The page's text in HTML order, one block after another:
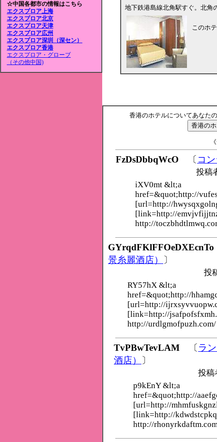
☆中国各都市の情報はこちら
エクスプロア上海
エクスプロア北京
エクスプロア天津
エクスプロア広州
エクスプロア深圳（深セン）
エクスプロア香港
エクスプロア・グローブ
（その他中国)
地下鉄港島線北角駅すぐ。北角
このホ
香港のホテルについてあなた
FzDsDbbqWcO 〔 コ
投稿
iXV0mt &lt;a
href=&quot;http://
[url=http://
[link=http://
http://
GYrqdFKlFFOeDXEcnTo
景糸麗酒店） 〕
投
RY57hX &lt;a
href=&quot;http://
[url=http://
[link=http://
http://urdlgmofpuzh.com/
TvPBwTevLAM 〔ラ
酒店） 〕
投
p9kEnY &lt;a
href=&quot;http://
[url=http://
[link=http://
http://